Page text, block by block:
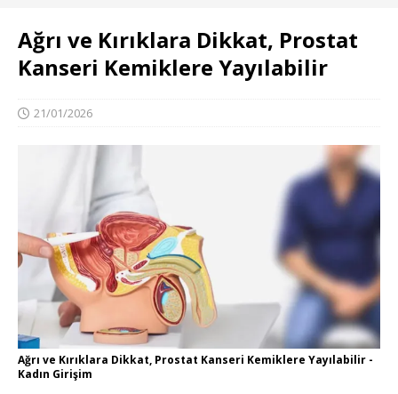
Ağrı ve Kırıklara Dikkat, Prostat
Kanseri Kemiklere Yayılabilir
21/01/2026
Ağrı ve Kırıklara Dikkat, Prostat Kanseri Kemiklere Yayılabilir -
Kadın Girişim